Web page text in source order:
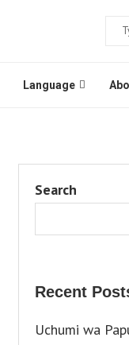
Language
Search
Recent
Uchumi wa